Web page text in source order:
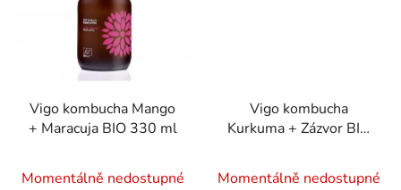
Vigo kombucha Mango
+ Maracuja BIO 330 ml
Momentálně nedostupné
Vigo kombucha
Kurkuma + Zázvor BIO
Momentálně nedostupné